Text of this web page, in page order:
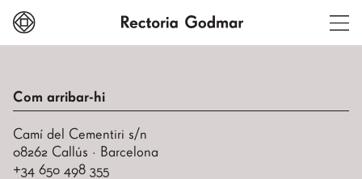
Com arribar-hi
Camí del Cementiri s/n
08262 Callús · Barcelona
+34 650 498 355